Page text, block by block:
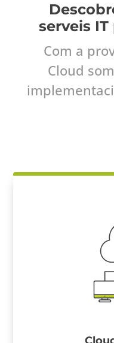
serveis
Com a
Cloud